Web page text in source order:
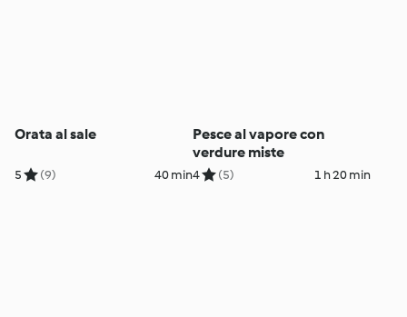
Orata al sale
5 (9) 40 min
Pesce al vapore con
verdure miste
4 (5) 1 h 20 min